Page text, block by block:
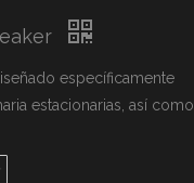
específicamente
estacionarias, así como